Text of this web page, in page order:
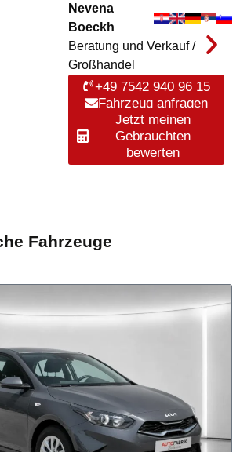
Nevena
Boeckh
Beratung und Verkauf /
Großhandel
+49 7542 940 96 15
Fahrzeug anfragen
Jetzt meinen
Gebrauchten
bewerten
Fahrzeuge